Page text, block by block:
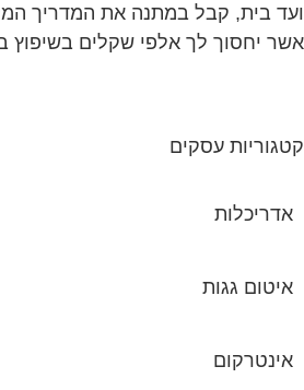
בית, קבל במתנה את המדריך המלא
יחסוך לך אלפי שקלים בשיפוץ
עסקים
אדריכלות
איטום גגות
אינטרקום